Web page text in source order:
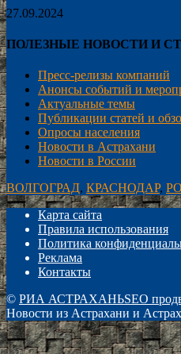
27.09.2024
ПОЛЕЗНЫЕ НОВОСТИ И
Пресс-релизы компаний
Анонсы событий и
Актуальные темы
Публикации статей и
Опросы населения
Новости в Астрахани
Новости в России
ВОЛГОГРАД, КРАСНОДАР,
Карта сайта
Правила использования
Политика
Реклама
Контакты
© РИА АСТРАХАНЬSEO
Новости из Астрахани и